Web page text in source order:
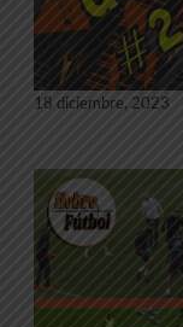
18 diciembre, 2023